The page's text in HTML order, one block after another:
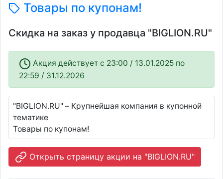
Товары по купонам!
Скидка на заказ у продавца "BIGLION.RU"
Акция действует c 23:00 / 13.01.2025 по
22:59 / 31.12.2026
"BIGLION.RU" – Крупнейшая компания в купонной
тематике
Товары по купонам!
Открыть страницу акции на "BIGLION.RU"